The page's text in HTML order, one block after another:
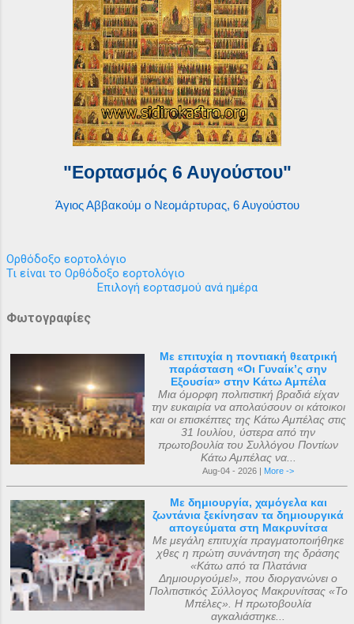
"Εορτασμός 6 Αυγούστου"
Άγιος Αββακούμ ο Νεομάρτυρας, 6 Αυγούστου
Ορθόδοξο εορτολόγιο
Τι είναι το Ορθόδοξο εορτολόγιο
Επιλογή εορτασμού ανά ημέρα
Φωτογραφίες
Με επιτυχία η ποντιακή θεατρική
παράσταση «Οι Γυναίκ’ς σην
Εξουσία» στην Κάτω Αμπέλα
Μια όμορφη πολιτιστική βραδιά είχαν
την ευκαιρία να απολαύσουν οι κάτοικοι
και οι επισκέπτες της Κάτω Αμπέλας στις
31 Ιουλίου, ύστερα από την
πρωτοβουλία του Συλλόγου Ποντίων
Κάτω Αμπέλας να...
Aug-04 - 2026 | More ->
Με δημιουργία, χαμόγελα και
ζωντάνια ξεκίνησαν τα δημιουργικά
απογεύματα στη Μακρυνίτσα
Με μεγάλη επιτυχία πραγματοποιήθηκε
χθες η πρώτη συνάντηση της δράσης
«Κάτω από τα Πλατάνια
Δημιουργούμε!», που διοργανώνει ο
Πολιτιστικός Σύλλογος Μακρυνίτσας «Το
Μπέλες». Η πρωτοβουλία
αγκαλιάστηκε...